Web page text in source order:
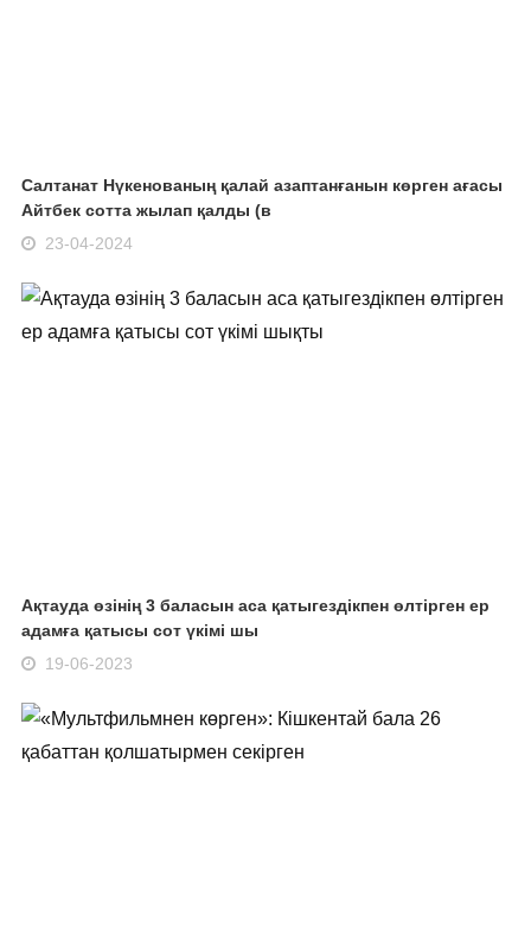
Салтанат Нүкенованың қалай азаптанғанын көрген ағасы
Айтбек сотта жылап қалды (в
23-04-2024
Ақтауда өзінің 3 баласын аса қатыгездікпен өлтірген ер
адамға қатысы сот үкімі шы
19-06-2023